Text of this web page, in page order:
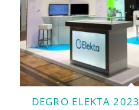
DEGRO ELEKTA 2023